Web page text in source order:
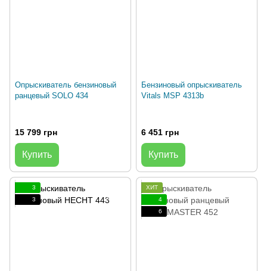
Опрыскиватель бензиновый
ранцевый SOLO 434
15 799 грн
Купить
Бензиновый опрыскиватель
Vitals MSP 4313b
6 451 грн
Купить
3
3
ХИТ
4
6